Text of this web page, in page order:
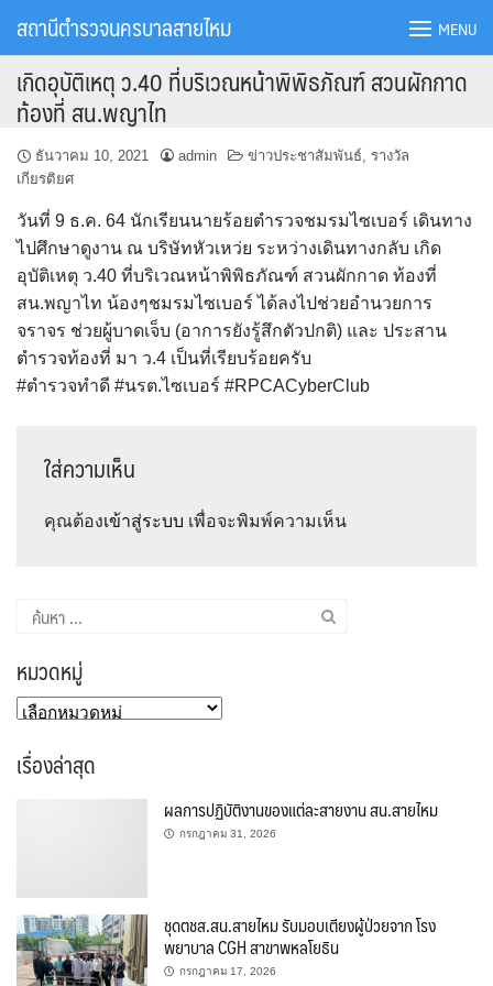
สถานีตำรวจนครบาลสายไหม MENU
เกิดอุบัติเหตุ ว.40 ที่บริเวณหน้าพิพิธภัณฑ์ สวนผักกาด
ท้องที่ สน.พญาไท
ธันวาคม 10, 2021 admin ข่าวประชาสัมพันธ์, รางวัล
เกียรติยศ
วันที่ 9 ธ.ค. 64 นักเรียนนายร้อยตำรวจชมรมไซเบอร์ เดินทาง
ไปศึกษาดูงาน ณ บริษัทหัวเหว่ย ระหว่างเดินทางกลับ เกิด
อุบัติเหตุ ว.40 ที่บริเวณหน้าพิพิธภัณฑ์ สวนผักกาด ท้องที่
สน.พญาไท น้องๆชมรมไซเบอร์ ได้ลงไปช่วยอำนวยการ
จราจร ช่วยผู้บาดเจ็บ (อาการยังรู้สึกตัวปกติ) และ ประสาน
ตำรวจท้องที่ มา ว.4 เป็นที่เรียบร้อยครับ
#ตำรวจทำดี #นรต.ไซเบอร์ #RPCACyberClub
ใส่ความเห็น
คุณต้องเข้าสู่ระบบ เพื่อจะพิมพ์ความเห็น
ค้นหา
สำหรับ:
หมวดหมู่
หมวด
เรื่องล่าสุด
ผลการปฏิบัติงานของแต่ละสายงาน สน.สายไหม
กรกฎาคม 31, 2026
ชุดตชส.สน.สายไหม รับมอบเตียงผู้ป่วยจาก โรง
พยาบาล CGH สาขาพหลโยธิน
กรกฎาคม 17, 2026